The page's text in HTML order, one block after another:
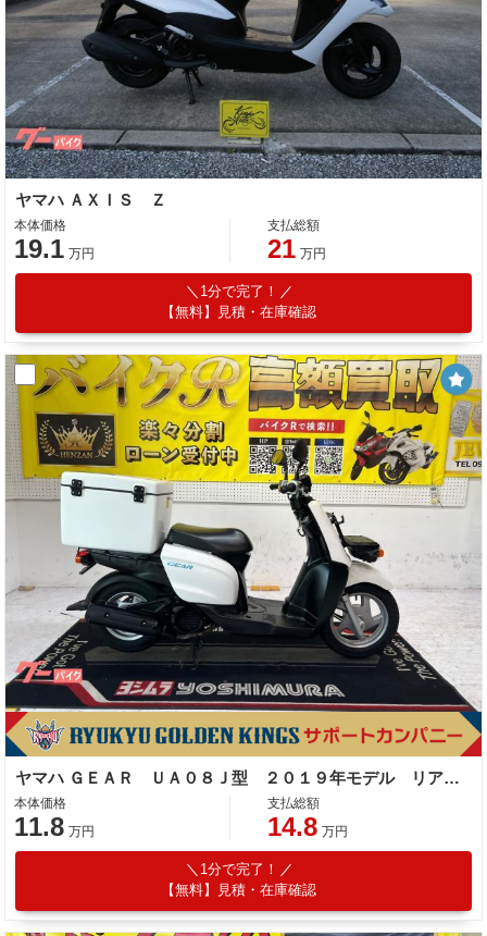
ヤマハ ＡＸＩＳ Ｚ
本体価格
19.1 万円
支払総額
21 万円
1分で完了！
【無料】見積・在庫確認
ヤマハ ＧＥＡＲ ＵＡ０８Ｊ型 ２０１９年モデル リアボックス フロントカゴ サイドスタンド センタースタンド
本体価格
11.8 万円
支払総額
14.8 万円
1分で完了！
【無料】見積・在庫確認